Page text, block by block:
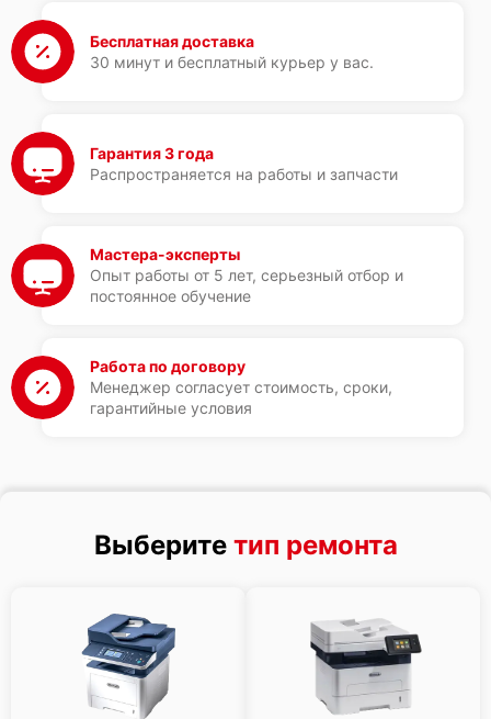
Бесплатная доставка
30 минут и бесплатный курьер у вас.
Гарантия 3 года
Распространяется на работы и запчасти
Мастера-эксперты
Опыт работы от 5 лет, серьезный отбор и
постоянное обучение
Работа по договору
Менеджер согласует стоимость, сроки,
гарантийные условия
Выберите тип ремонта